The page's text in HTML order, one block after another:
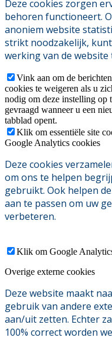
Deze cookies zorgen
behoren functioneert.
anoniem website
strikt noodzakelijk,
werking van de website
Vink aan om de
cookies te weigeren als u
nodig om deze instelling op
gevraagd wanneer u een
tabblad opent.
Klik om essentiële site
Google Analytics cookies
Deze cookies
om ons te helpen
gebruikt. Ook helpen
aan te passen om uw
verbeteren.
Klik om Google
Overige externe cookies
Deze website maakt
gebruik van andere
aan/uit zetten. Echter
100% correct worden